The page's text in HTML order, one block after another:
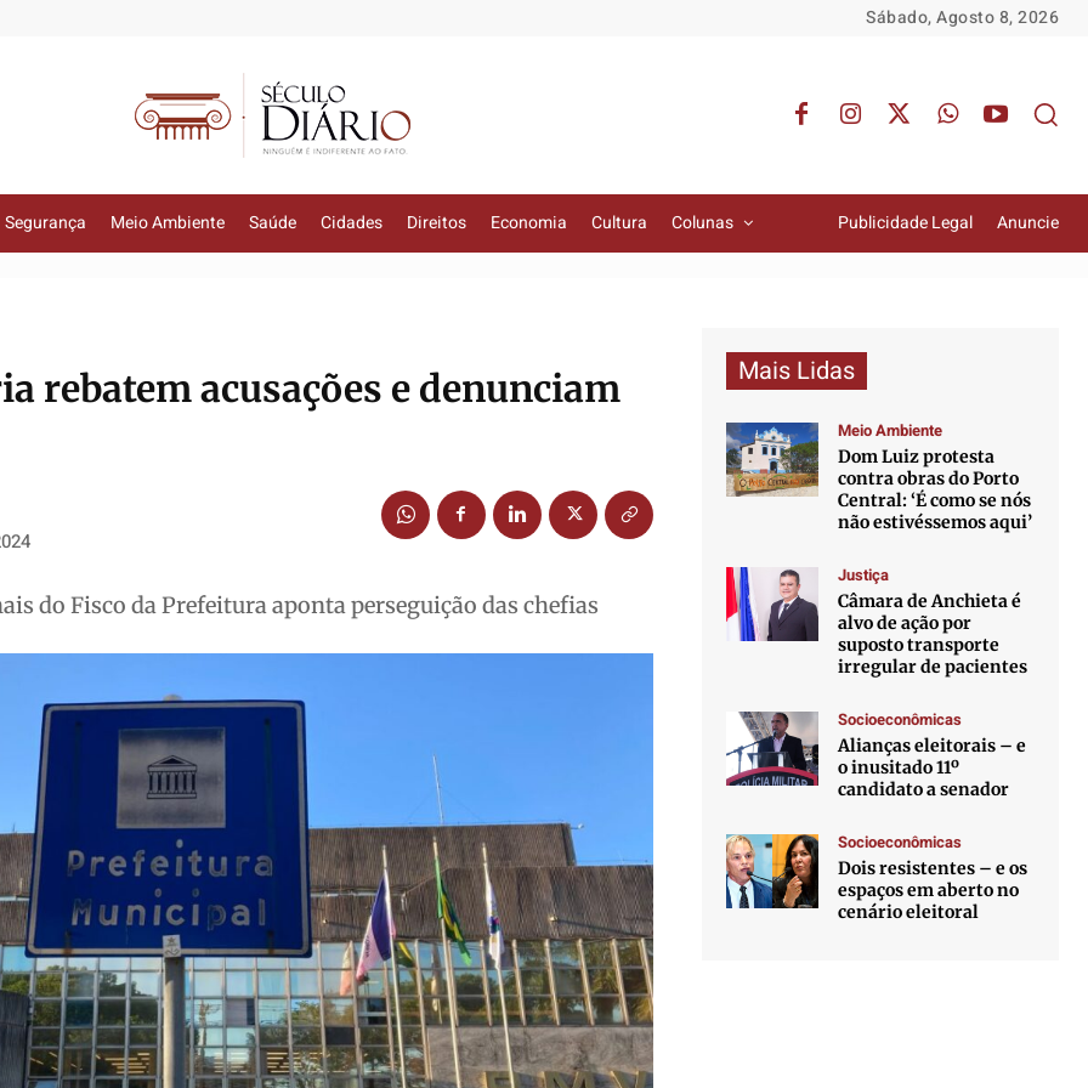
Sábado, Agosto 8, 2026
Segurança Meio Ambiente Saúde Cidades Direitos Economia Cultura Colunas Publicidade Legal Anuncie
rebatem acusações e denunciam
do Fisco da Prefeitura aponta perseguição das chefias
Mais Lidas
Meio Ambiente
Dom Luiz protesta
contra obras do Porto
Central: ‘É como se nós
não estivéssemos aqui’
Justiça
Câmara de Anchieta é
alvo de ação por
suposto transporte
irregular de pacientes
Socioeconômicas
Alianças eleitorais – e
o inusitado 11º
candidato a senador
Socioeconômicas
Dois resistentes – e os
espaços em aberto no
cenário eleitoral